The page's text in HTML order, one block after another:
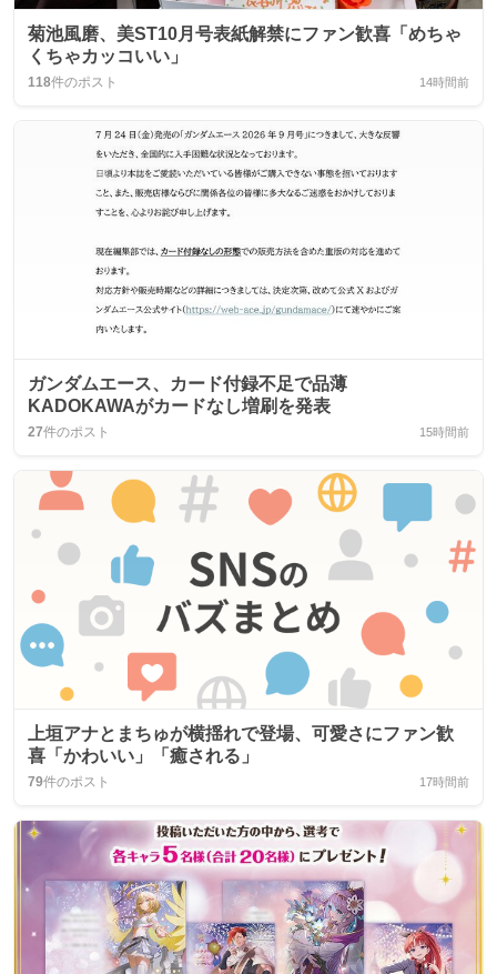
菊池風磨、美ST10月号表紙解禁にファン歓喜「めちゃ
くちゃカッコいい」
118件のポスト 14時間前
ガンダムエース、カード付録不足で品薄
KADOKAWAがカードなし増刷を発表
27件のポスト 15時間前
上垣アナとまちゅが横揺れで登場、可愛さにファン歓
喜「かわいい」「癒される」
79件のポスト 17時間前